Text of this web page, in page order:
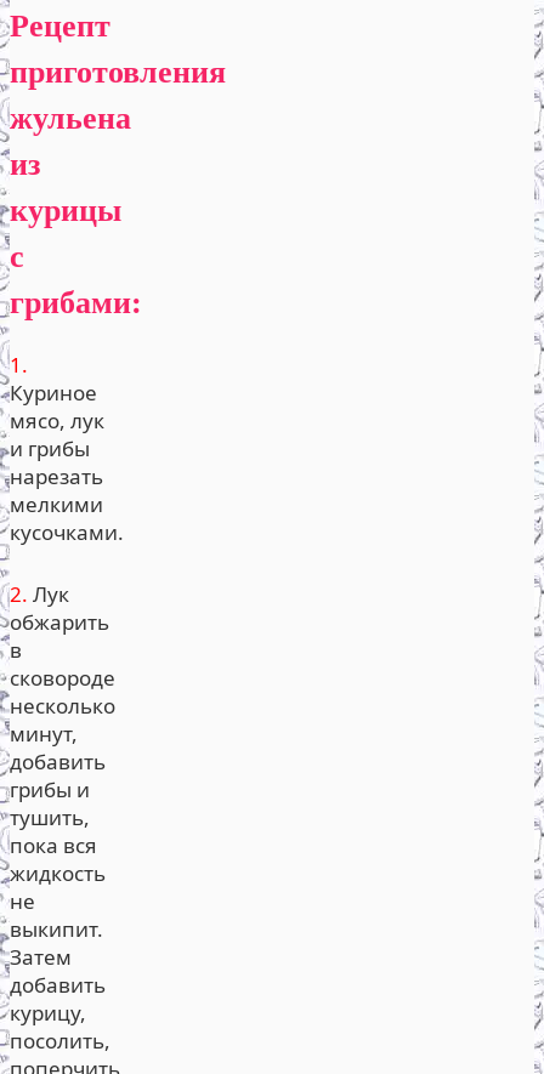
Рецепт
приготовления
жульена
из
курицы
с
грибами:
1.
Куриное
мясо, лук
и грибы
нарезать
мелкими
кусочками.
2. Лук
обжарить
в
сковороде
несколько
минут,
добавить
грибы и
тушить,
пока вся
жидкость
не
выкипит.
Затем
добавить
курицу,
посолить,